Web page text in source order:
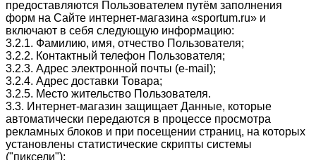
предоставляются Пользователем путём заполнения
форм на Сайте интернет-магазина «sportum.ru» и
включают в себя следующую информацию:
3.2.1. Фамилию, имя, отчество Пользователя;
3.2.2. Контактный телефон Пользователя;
3.2.3. Адрес электронной почты (e-mail);
3.2.4. Адрес доставки Товара;
3.2.5. Место жительство Пользователя.
3.3. Интернет-магазин защищает Данные, которые
автоматически передаются в процессе просмотра
рекламных блоков и при посещении страниц, на которых
установлены статистические скрипты системы
("пиксели"):